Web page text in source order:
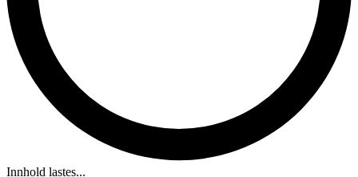
Innhold lastes...